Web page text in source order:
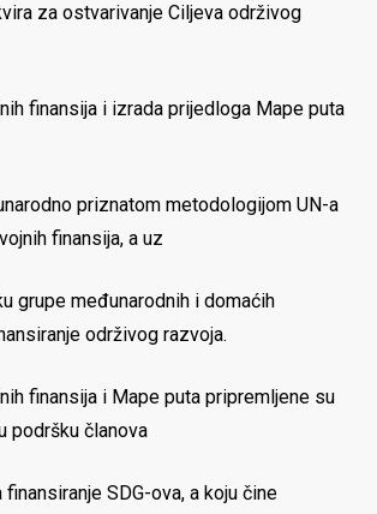
za ostvarivanje Ciljeva održivog
finansija i izrada prijedloga Mape puta
priznatom metodologijom UN-a
finansija, a uz
grupe međunarodnih i domaćih
održivog razvoja.
finansija i Mape puta pripremljene su
podršku članova
finansiranje SDG-ova, a koju čine